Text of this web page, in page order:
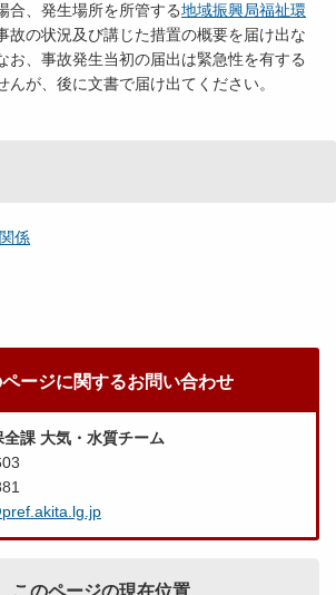
、発生場所を所管する地域振興局福祉環
故の状況及び講じた措置の概要を届け出な
お、事故発生当初の届出は緊急性を有する
んが、後に文書で届け出てください。
係
ージに関するお問い合わせ
課 大気・水質チーム
このページの現在位置